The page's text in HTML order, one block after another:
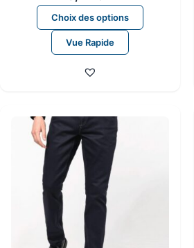
Choix des options
Ce
produit
Vue Rapide